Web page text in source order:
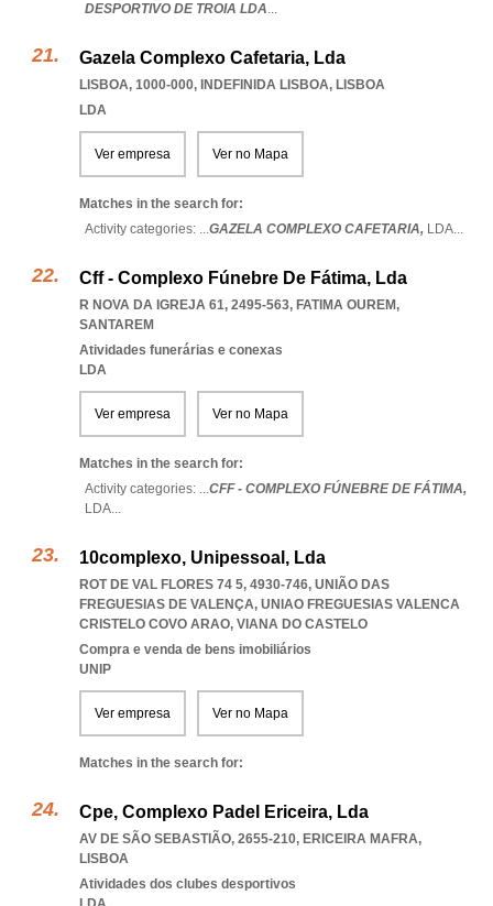
DESPORTIVO DE TROIA LDA...
Gazela Complexo Cafetaria, Lda
LISBOA, 1000-000, INDEFINIDA LISBOA, LISBOA
LDA
Ver empresa Ver no Mapa
Matches in the search for:
Activity categories: ...GAZELA COMPLEXO CAFETARIA, LDA...
Cff - Complexo Fúnebre De Fátima, Lda
R NOVA DA IGREJA 61, 2495-563, FATIMA OUREM,
SANTAREM
Atividades funerárias e conexas
LDA
Ver empresa Ver no Mapa
Matches in the search for:
Activity categories: ...CFF - COMPLEXO FÚNEBRE DE FÁTIMA,
LDA...
10complexo, Unipessoal, Lda
ROT DE VAL FLORES 74 5, 4930-746, UNIÃO DAS
FREGUESIAS DE VALENÇA, UNIAO FREGUESIAS VALENCA
CRISTELO COVO ARAO, VIANA DO CASTELO
Compra e venda de bens imobiliários
UNIP
Ver empresa Ver no Mapa
Matches in the search for:
Cpe, Complexo Padel Ericeira, Lda
AV DE SÃO SEBASTIÃO, 2655-210, ERICEIRA MAFRA,
LISBOA
Atividades dos clubes desportivos